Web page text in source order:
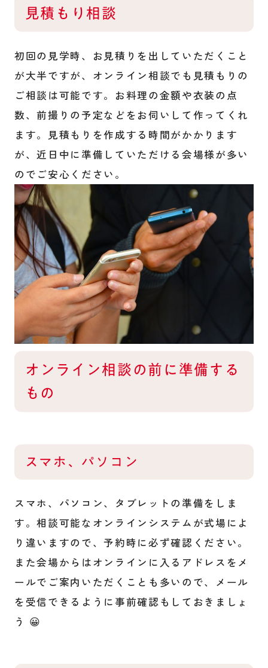
見積もり相談
初回の見学時、お見積りを出していただくこと
が大半ですが、オンライン相談でも見積もりの
ご相談は可能です。お料理の金額や衣装の点
数、前撮りの予定などをお伺いして作ってくれ
ます。見積もりを作成する時間がかかります
が、近日中に準備していただける会場様が多い
のでご安心ください。
オンライン相談の前に準備する
もの
スマホ、パソコン
スマホ、パソコン、タブレットの準備をしま
す。相談可能なオンラインシステムが式場によ
り違いますので、予約時に必ず確認ください。
また会場からはオンラインに入るアドレスをメ
ールでご案内いただくことも多いので、メール
を受信できるように事前確認もしておきましょ
う 😀